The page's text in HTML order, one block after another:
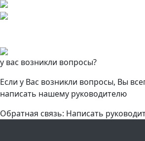
у вас возникли вопросы?
Если у Вас возникли вопросы, Вы
написать нашему руководителю
Обратная связь: Написать